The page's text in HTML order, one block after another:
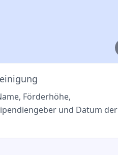
Förderhöhe,
und Datum der